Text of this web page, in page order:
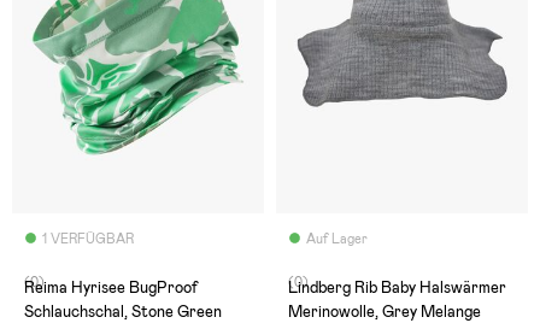
1 VERFÜGBAR
(0)
Reima Hyrisee BugProof
Schlauchschal, Stone Green
Auf Lager
(0)
Lindberg Rib Baby Halswärmer
Merinowolle, Grey Melange